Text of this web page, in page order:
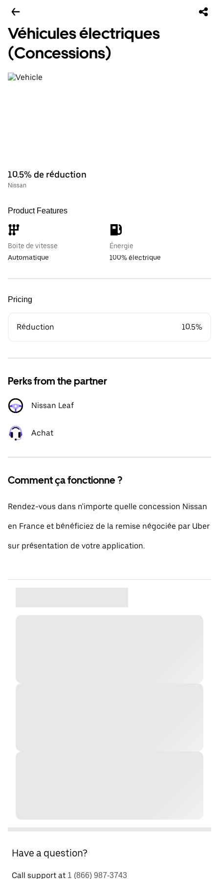
Véhicules électriques
(Concessions)
10.5% de réduction
Nissan
Product Features
Boite de vitesse
Automatique
Énergie
100% électrique
Pricing
Réduction 10.5%
Perks from the partner
Nissan Leaf
Achat
Comment ça fonctionne ?
Rendez-vous dans n'importe quelle concession Nissan
en France et bénéficiez de la remise négociée par Uber
sur présentation de votre application.
Have a question?
Call support at 1 (866) 987-3743